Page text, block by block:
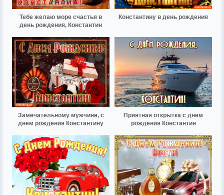
Тебе желаю море счастья в
день рождения, Константин
Константину в день рождения
Замечательному мужчине, с
днём рождения Константину
Приятная открытка с днем
рождения Константин